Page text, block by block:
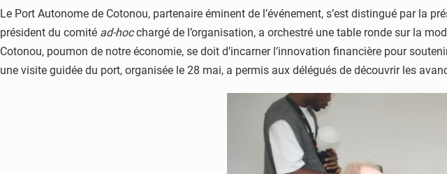
Le Port Autonome de Cotonou, partenaire éminent de l’événement, s’est distingué par la
président du comité ad-hocchargé de l’organisation, a orchestré une table ronde sur la
Cotonou, poumon de notre économie, se doit d’incarner l’innovation financière pour
une visite guidée du port, organisée le 28 mai, a permis aux délégués de découvrir les